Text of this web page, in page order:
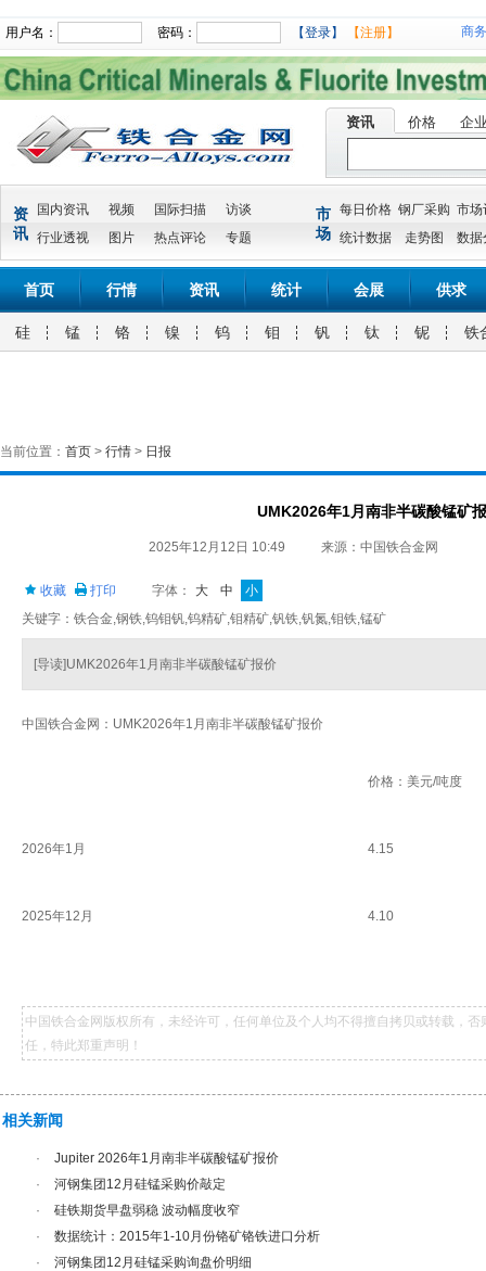
用户名： 密码： 【登录】 【注册】 商
资讯 价格 企
资
讯
国内资讯 视频 国际扫描
访谈
行业透视
图片 热点评论 专题
市
场
每日价格 钢厂采购 市场
统计数据
走势图 数据
首页 行情 资讯 统计 会展 供求
硅 锰 铬 镍 钨 钼 钒 钛 铌 铁
当前位置： 首页 > 行情 > 日报
UMK2026年1月南非半碳酸锰矿
2025年12月12日 10:49 来源：中国铁合金网
收藏 打印 字体： 大 中
小
关键字：铁合金,钢铁,钨钼钒,钨精矿,钼精矿,钒铁,钒氮,钼铁,锰矿
[导读]UMK2026年1月南非半碳酸锰矿报价
中国铁合金网：UMK2026年1月南非半碳酸锰矿报价
价格：美元/吨度
2026年1月 4.15
2025年12月 4.10
中国铁合金网版权所有，未经许可，任何单位及个人均不得擅自拷贝或转载，
任，特此郑重声明！
相关新闻
·
Jupiter 2026年1月南非半碳酸锰矿报价
·
河钢集团12月硅锰采购价敲定
·
硅铁期货早盘弱稳 波动幅度收窄
·
数据统计：2015年1-10月份铬矿铬铁进口分析
·
河钢集团12月硅锰采购询盘价明细